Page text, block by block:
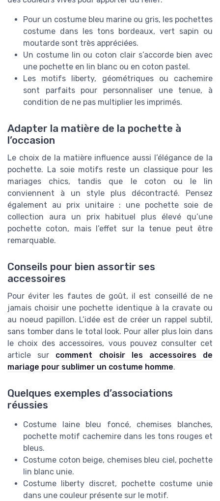
Pour un costume bleu marine ou gris, les pochettes
costume dans les tons bordeaux, vert sapin ou
moutarde sont très appréciées.
Un costume lin ou coton clair s’accorde bien avec
une pochette en lin blanc ou en coton pastel.
Les motifs liberty, géométriques ou cachemire
sont parfaits pour personnaliser une tenue, à
condition de ne pas multiplier les imprimés.
Adapter la matière de la pochette à
l’occasion
Le choix de la matière influence aussi l’élégance de la
pochette. La soie motifs reste un classique pour les
mariages chics, tandis que le coton ou le lin
conviennent à un style plus décontracté. Pensez
également au prix unitaire : une pochette soie de
collection aura un prix habituel plus élevé qu’une
pochette coton, mais l’effet sur la tenue peut être
remarquable.
Conseils pour bien assortir ses
accessoires
Pour éviter les fautes de goût, il est conseillé de ne
jamais choisir une pochette identique à la cravate ou
au noeud papillon. L’idée est de créer un rappel subtil,
sans tomber dans le total look. Pour aller plus loin dans
le choix des accessoires, vous pouvez consulter cet
article sur comment choisir les accessoires de
mariage pour sublimer un costume homme.
Quelques exemples d’associations
réussies
Costume laine bleu foncé, chemises blanches,
pochette motif cachemire dans les tons rouges et
bleus.
Costume coton beige, chemises bleu ciel, pochette
lin blanc unie.
Costume liberty discret, pochette costume unie
dans une couleur présente sur le motif.